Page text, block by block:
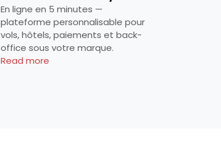
En ligne en 5 minutes —
plateforme personnalisable pour
vols, hôtels, paiements et back-
office sous votre marque.
Read more